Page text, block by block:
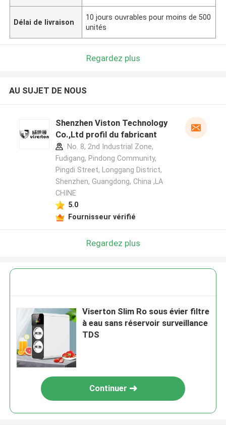
Délai de livraison
10 jours ouvrables pour moins de 500
unités
Regardez plus
AU SUJET DE NOUS
Shenzhen Viston Technology
Co.,Ltd profil du fabricant
No. 8, 2nd Industrial Zone,
Fudigang, Pindong Community,
Pingdi Street, Longgang District,
Shenzhen, Guangdong, China ,LA
CHINE
5.0
Fournisseur vérifié
Regardez plus
Viserton Slim Ro sous évier filtre
à eau sans réservoir surveillance
TDS
Continuer